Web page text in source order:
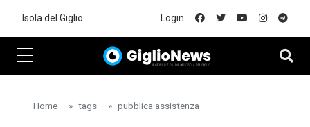
Isola del Giglio Login
Home tags pubblica assistenza